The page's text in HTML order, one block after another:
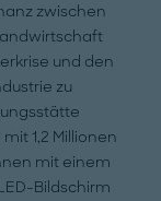
zwischen
und den
zu
1,2 Millionen
mit einem
Bildschirm